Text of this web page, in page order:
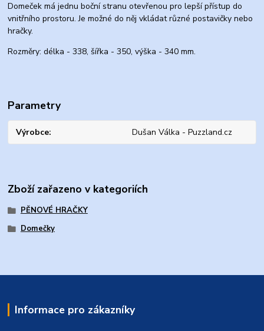
Domeček má jednu boční stranu otevřenou pro lepší přístup do
vnitřního prostoru. Je možné do něj vkládat různé postavičky nebo
hračky.
Rozměry: délka - 338, šířka - 350, výška - 340 mm.
Parametry
Výrobce Dušan Válka - Puzzland.cz
Zboží zařazeno v kategoriích
PĚNOVÉ HRAČKY
Domečky
Informace pro zákazníky